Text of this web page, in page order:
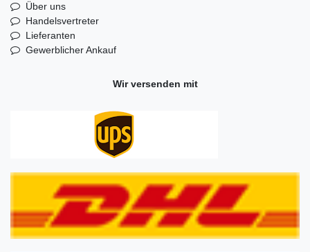
Über uns
Handelsvertreter
Lieferanten
Gewerblicher Ankauf
Wir versenden mit